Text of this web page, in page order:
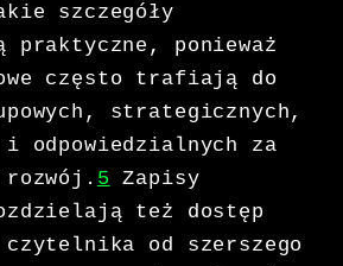
szczegóły
praktyczne, ponieważ
często trafiają do
strategicznych,
i odpowiedzialnych za
rozwój. 5 Zapisy
też dostęp
czytelnika od szerszego